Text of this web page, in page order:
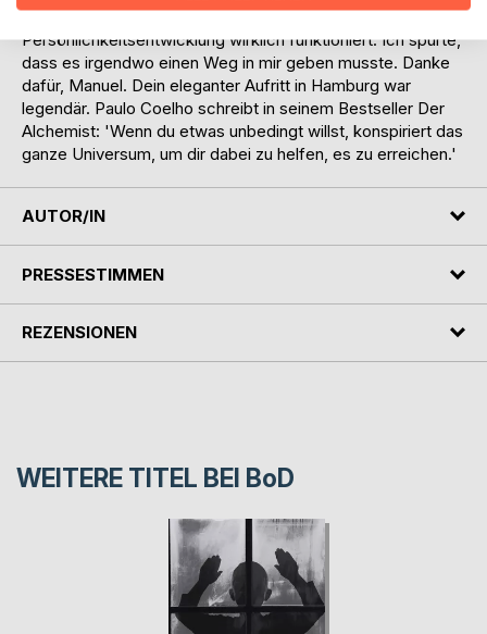
nie vergessen. Seit dem Erlebnis wusste ich, dass
Persönlichkeitsentwicklung wirklich funktioniert. Ich spürte,
dass es irgendwo einen Weg in mir geben musste. Danke
dafür, Manuel. Dein eleganter Aufritt in Hamburg war
legendär. Paulo Coelho schreibt in seinem Bestseller Der
Alchemist: 'Wenn du etwas unbedingt willst, konspiriert das
ganze Universum, um dir dabei zu helfen, es zu erreichen.'
AUTOR/IN
PRESSESTIMMEN
REZENSIONEN
WEITERE TITEL BEI BoD